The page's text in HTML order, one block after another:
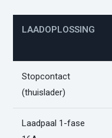
LAADOPLOSSING
Stopcontact
(thuislader)
Laadpaal 1-fase